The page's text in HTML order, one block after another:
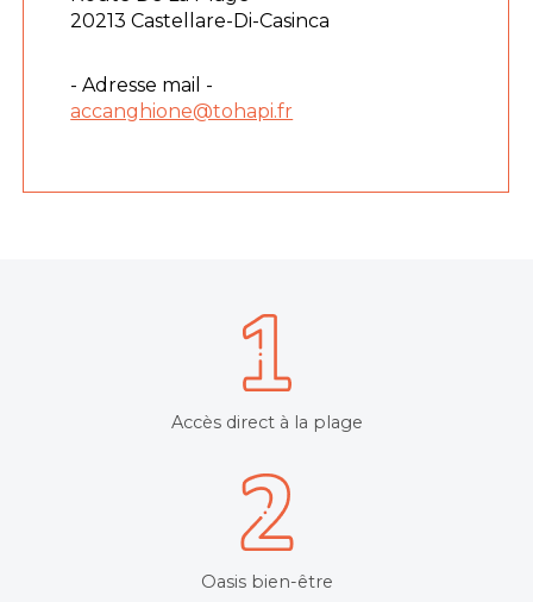
Accès direct à la plage
Oasis bien-être
20213 Castellare-Di-Casinca
- Adresse mail -
accanghione@tohapi.fr